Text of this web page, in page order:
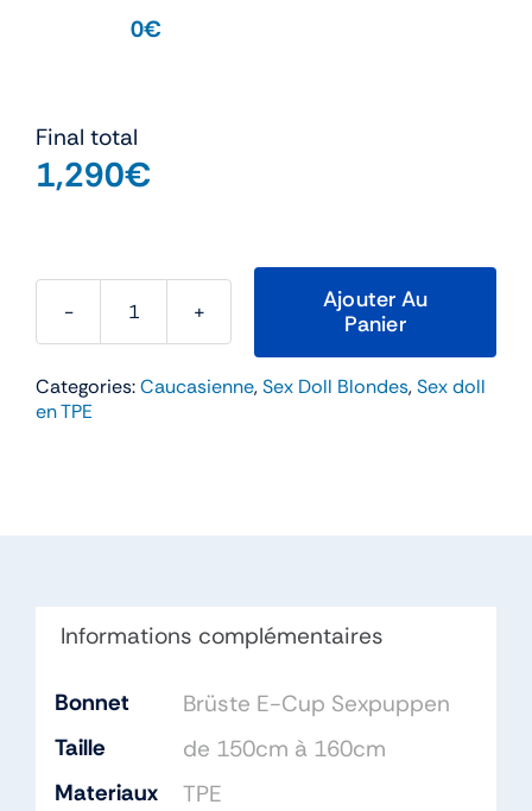
0€
Final total
1,290€
quantité
Clara
Ajouter Au
Panier
Categories:Caucasienne,Sex Doll Blondes,Sex doll
en TPE
Informations complémentaires
Bonnet
Brüste E-Cup Sexpuppen
Taille
de 150cm à 160cm
Materiaux
TPE